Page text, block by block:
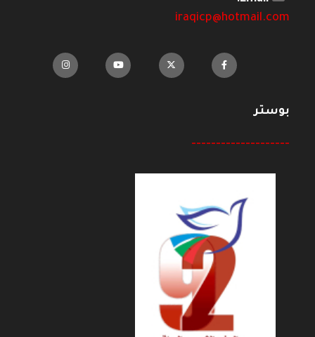
iraqicp@hotmail.com
بوستر
--------------------